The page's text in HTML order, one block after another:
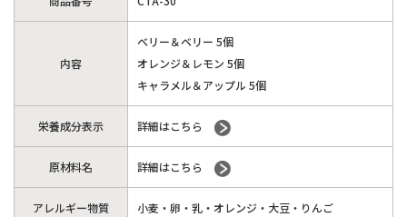
内容
ベリー＆ベリー 5個
オレンジ＆レモン 5個
キャラメル＆アップル 5個
栄養成分表示 詳細はこちら
原材料名 詳細はこちら
アレルギー物質 小麦・卵・乳・オレンジ・大豆・りんご